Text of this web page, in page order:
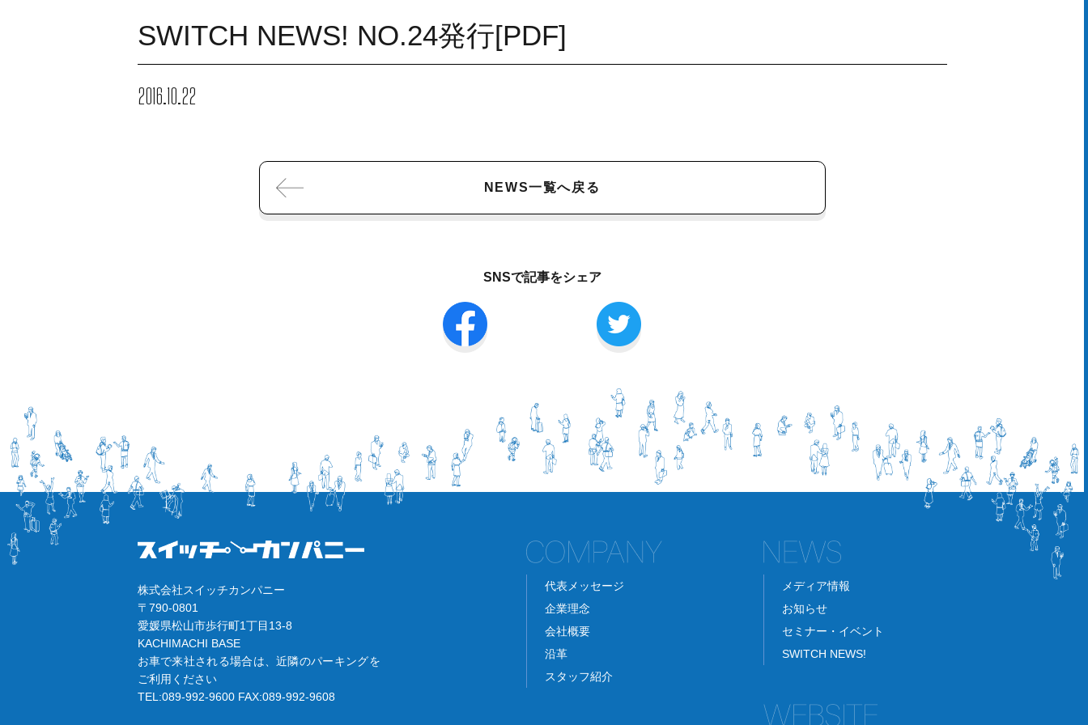
SWITCH NEWS! NO.24発行[PDF]
2016.10.22
NEWS一覧へ戻る
SNSで記事をシェア
株式会社スイッチカンパニー
〒790-0801
愛媛県松山市歩行町1丁目13-8
KACHIMACHI BASE
お車で来社される場合は、近隣のパーキングを
ご利用ください
TEL:089-992-9600 FAX:089-992-9608
代表メッセージ
企業理念
会社概要
沿革
スタッフ紹介
メディア情報
お知らせ
セミナー・イベント
SWITCH NEWS!